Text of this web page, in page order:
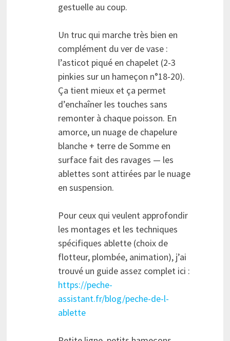
gestuelle au coup.
Un truc qui marche très bien en
complément du ver de vase :
l’asticot piqué en chapelet (2-3
pinkies sur un hameçon n°18-20).
Ça tient mieux et ça permet
d’enchaîner les touches sans
remonter à chaque poisson. En
amorce, un nuage de chapelure
blanche + terre de Somme en
surface fait des ravages — les
ablettes sont attirées par le nuage
en suspension.
Pour ceux qui veulent approfondir
les montages et les techniques
spécifiques ablette (choix de
flotteur, plombée, animation), j’ai
trouvé un guide assez complet ici :
https://peche-
assistant.fr/blog/peche-de-l-
ablette